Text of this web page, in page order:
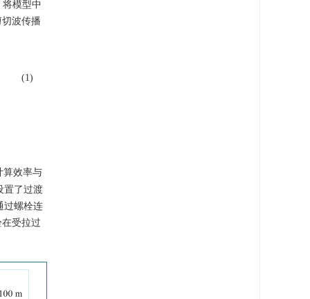
模型中
波传播
(1)
算效率与
置了过渡
过螺栓连
受拉过